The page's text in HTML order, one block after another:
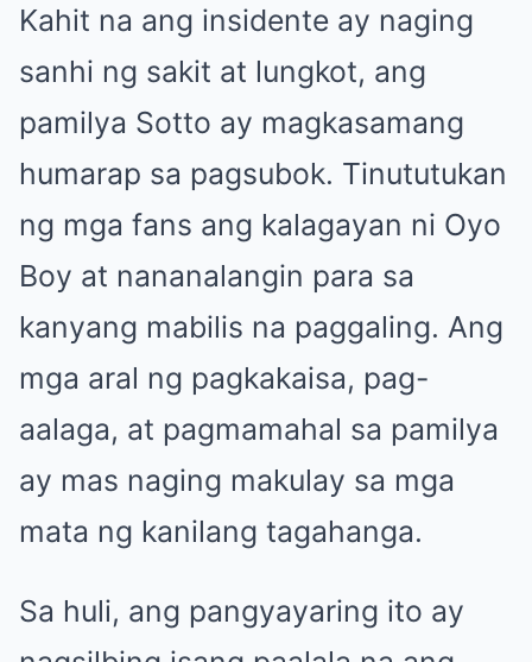
Kahit na ang insidente ay naging
sanhi ng sakit at lungkot, ang
pamilya Sotto ay magkasamang
humarap sa pagsubok. Tinututukan
ng mga fans ang kalagayan ni Oyo
Boy at nananalangin para sa
kanyang mabilis na paggaling. Ang
mga aral ng pagkakaisa, pag-
aalaga, at pagmamahal sa pamilya
ay mas naging makulay sa mga
mata ng kanilang tagahanga.
Sa huli, ang pangyayaring ito ay